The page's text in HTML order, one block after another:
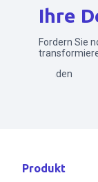
Ihre
Fordern Sie
Senden
Produkt